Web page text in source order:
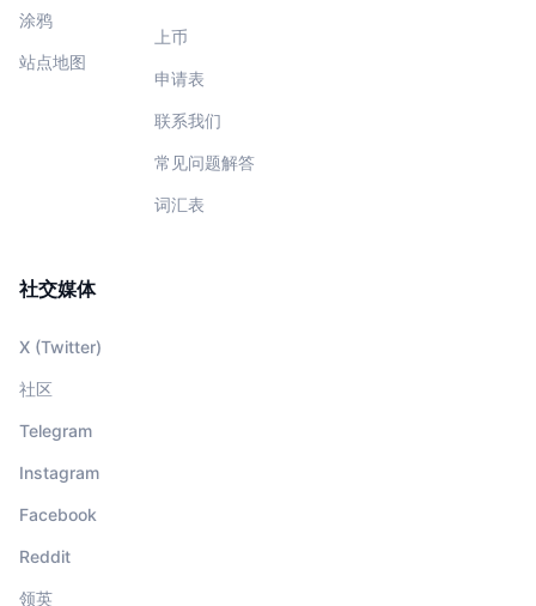
涂鸦
站点地图
上币
申请表
联系我们
常见问题解答
词汇表
社交媒体
X (Twitter)
社区
Telegram
Instagram
Facebook
Reddit
领英